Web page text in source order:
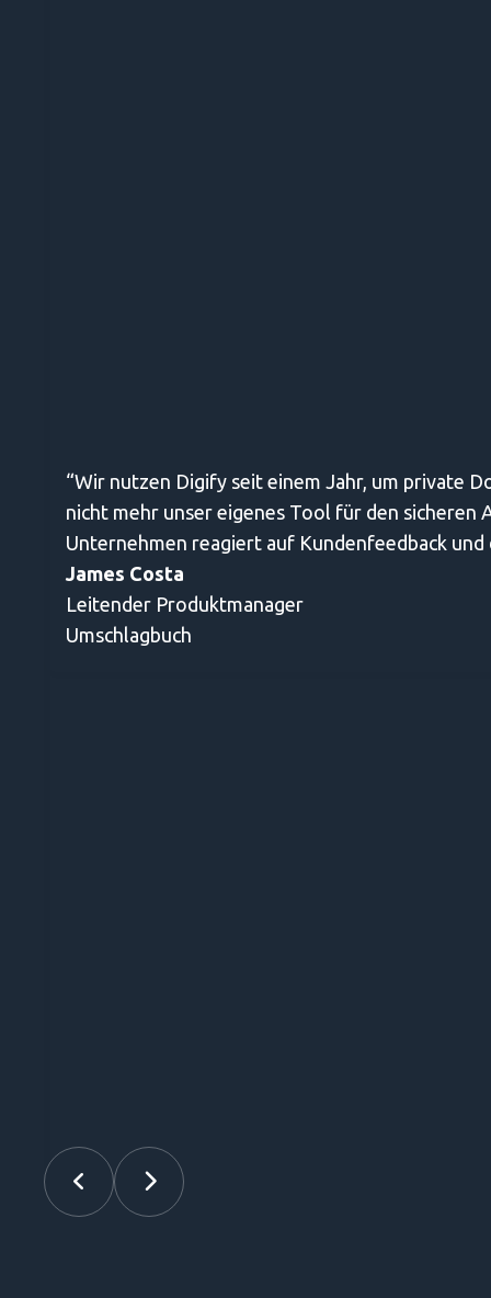
“Wir nutzen Digify seit einem Jahr, um private
nicht mehr unser eigenes Tool für den sicheren
Unternehmen reagiert auf Kundenfeedback
James Costa
Leitender Produktmanager
Umschlagbuch